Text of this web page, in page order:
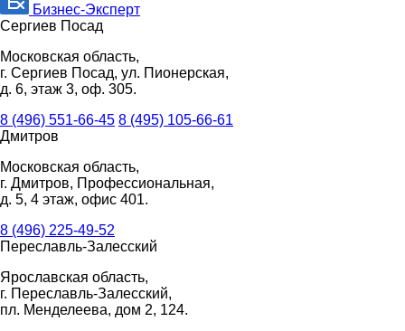
Бизнес-Эксперт
Сергиев Посад
Московская область,
г. Сергиев Посад, ул. Пионерская,
д. 6, этаж 3, оф. 305.
8 (496) 551-66-45 8 (495) 105-66-61
Дмитров
Московская область,
г. Дмитров, Профессиональная,
д. 5, 4 этаж, офис 401.
8 (496) 225-49-52
Переславль-Залесский
Ярославская область,
г. Переславль-Залесский,
пл. Менделеева, дом 2, 124.